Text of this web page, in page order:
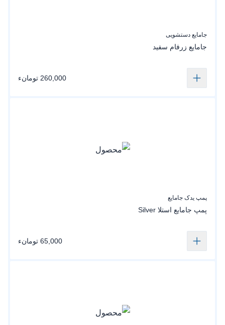
جامایع دستشویی
جامایع زرفام سفید
260,000 تومانء
پمپ یدک جامایع
پمپ جامایع استلا Silver
65,000 تومانء